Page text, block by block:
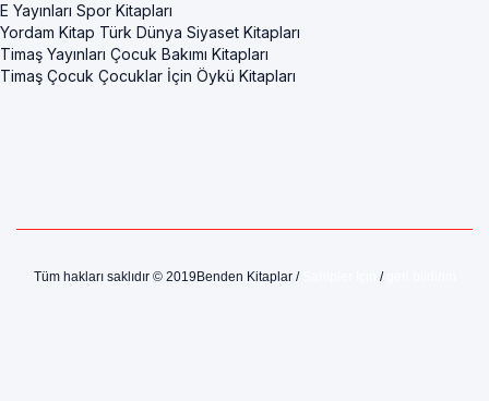
E Yayınları Spor Kitapları
Yordam Kitap Türk Dünya Siyaset Kitapları
Timaş Yayınları Çocuk Bakımı Kitapları
Timaş Çocuk Çocuklar İçin Öykü Kitapları
Tüm hakları saklıdır © 2019Benden Kitaplar / /